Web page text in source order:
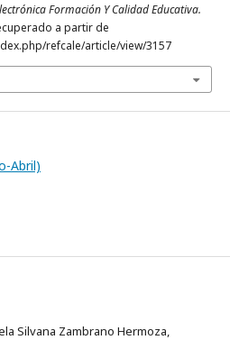
Formación Y Calidad Educativa.
a partir de
refcale/article/view/3157
Abril)
Silvana Zambrano Hermoza,